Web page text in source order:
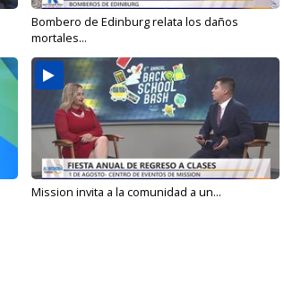
Bombero de Edinburg relata los daños
mortales...
Mission invita a la comunidad a un...